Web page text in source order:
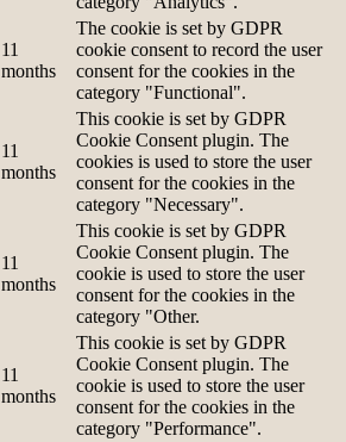
11
months
The cookie is set by GDPR
cookie consent to record the user
consent for the cookies in the
category "Functional".
11
months
This cookie is set by GDPR
Cookie Consent plugin. The
cookies is used to store the user
consent for the cookies in the
category "Necessary".
11
months
This cookie is set by GDPR
Cookie Consent plugin. The
cookie is used to store the user
consent for the cookies in the
category "Other.
11
months
This cookie is set by GDPR
Cookie Consent plugin. The
cookie is used to store the user
consent for the cookies in the
category "Performance".